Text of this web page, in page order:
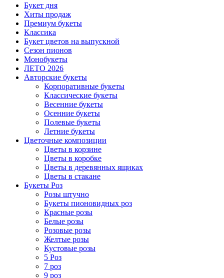
Букет дня
Хиты продаж
Премиум букеты
Классика
Букет цветов на выпускной
Сезон пионов
Монобукеты
ЛЕТО 2026
Авторские букеты
Корпоративные букеты
Классические букеты
Весенние букеты
Осенние букеты
Полевые букеты
Летние букеты
Цветочные композиции
Цветы в корзине
Цветы в коробке
Цветы в деревянных ящиках
Цветы в стакане
Букеты Роз
Розы штучно
Букеты пионовидных роз
Красные розы
Белые розы
Розовые розы
Желтые розы
Кустовые розы
5 Роз
7 роз
9 роз